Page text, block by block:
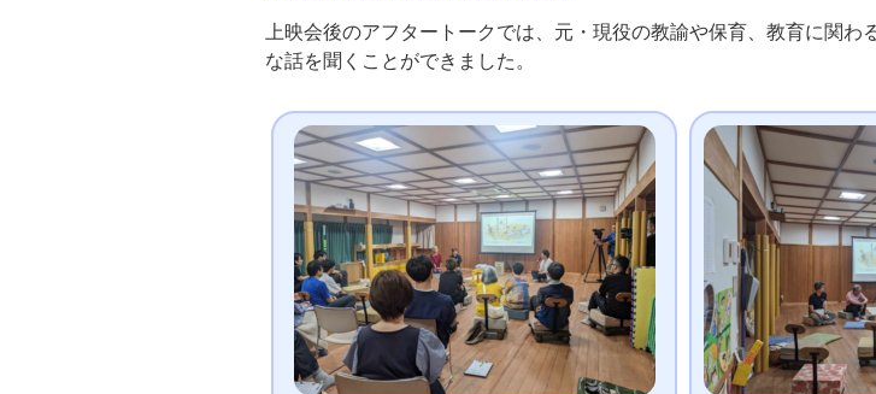
上映会後のアフタートークでは、元・現役の教諭や保育、教育に関
な話を聞くことができました。